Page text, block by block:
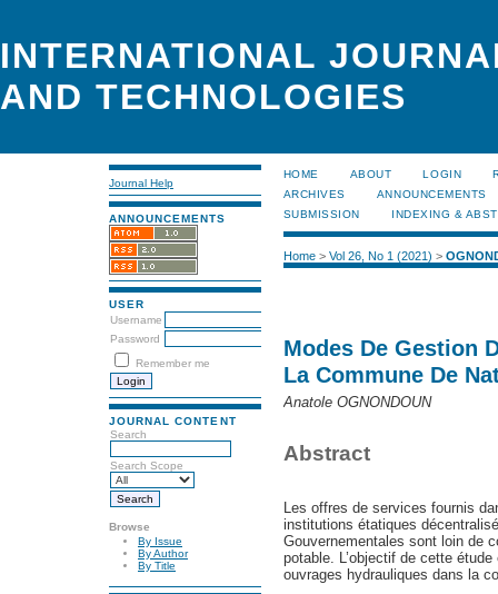
INTERNATIONAL
AND TECHNOLOGIES
Journal Help
ANNOUNCEMENTS
USER
Username
Password
Remember me
JOURNAL CONTENT
Search
Search Scope
Browse
By Issue
By Author
By Title
HOME ABOUT LOGIN
ARCHIVES
ANNOUNCEMENTS
SUBMISSION
INDEXING &
Home> Vol 26, No 1 (2021) >
Modes De Gestion
La Commune De
Anatole OGNONDOUN
Abstract
Les offres de services fournis
institutions étatiques
Gouvernementales sont loin de
potable. L’objectif de cette
ouvrages hydrauliques dans la